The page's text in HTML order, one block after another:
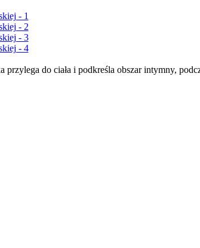
do ciała i podkreśla obszar intymny,